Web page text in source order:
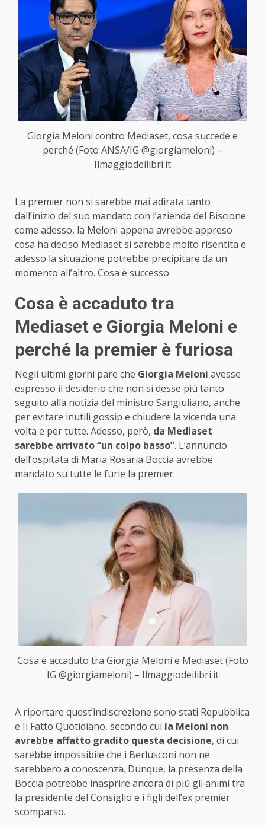
Giorgia Meloni contro Mediaset, cosa succede e
perché (Foto ANSA/IG @giorgiameloni) –
Ilmaggiodeilibri.it
La premier non si sarebbe mai adirata tanto
dall’inizio del suo mandato con l’azienda del Biscione
come adesso, la Meloni appena avrebbe appreso
cosa ha deciso Mediaset si sarebbe molto risentita e
adesso la situazione potrebbe precipitare da un
momento all’altro. Cosa è successo.
Cosa è accaduto tra
Mediaset e Giorgia Meloni e
perché la premier è furiosa
Negli ultimi giorni pare che Giorgia Meloni avesse
espresso il desiderio che non si desse più tanto
seguito alla notizia del ministro Sangiuliano, anche
per evitare inutili gossip e chiudere la vicenda una
volta e per tutte. Adesso, però, da Mediaset
sarebbe arrivato “un colpo basso”. L’annuncio
dell’ospitata di Maria Rosaria Boccia avrebbe
mandato su tutte le furie la premier.
Cosa è accaduto tra Giorgia Meloni e Mediaset (Foto
IG @giorgiameloni) – Ilmaggiodeilibri.it
A riportare quest’indiscrezione sono stati Repubblica
e Il Fatto Quotidiano, secondo cui la Meloni non
avrebbe affatto gradito questa decisione, di cui
sarebbe impossibile che i Berlusconi non ne
sarebbero a conoscenza. Dunque, la presenza della
Boccia potrebbe inasprire ancora di più gli animi tra
la presidente del Consiglio e i figli dell’ex premier
scomparso.